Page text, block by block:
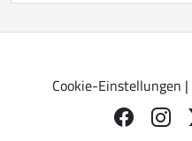
Cookie-Einstellungen |